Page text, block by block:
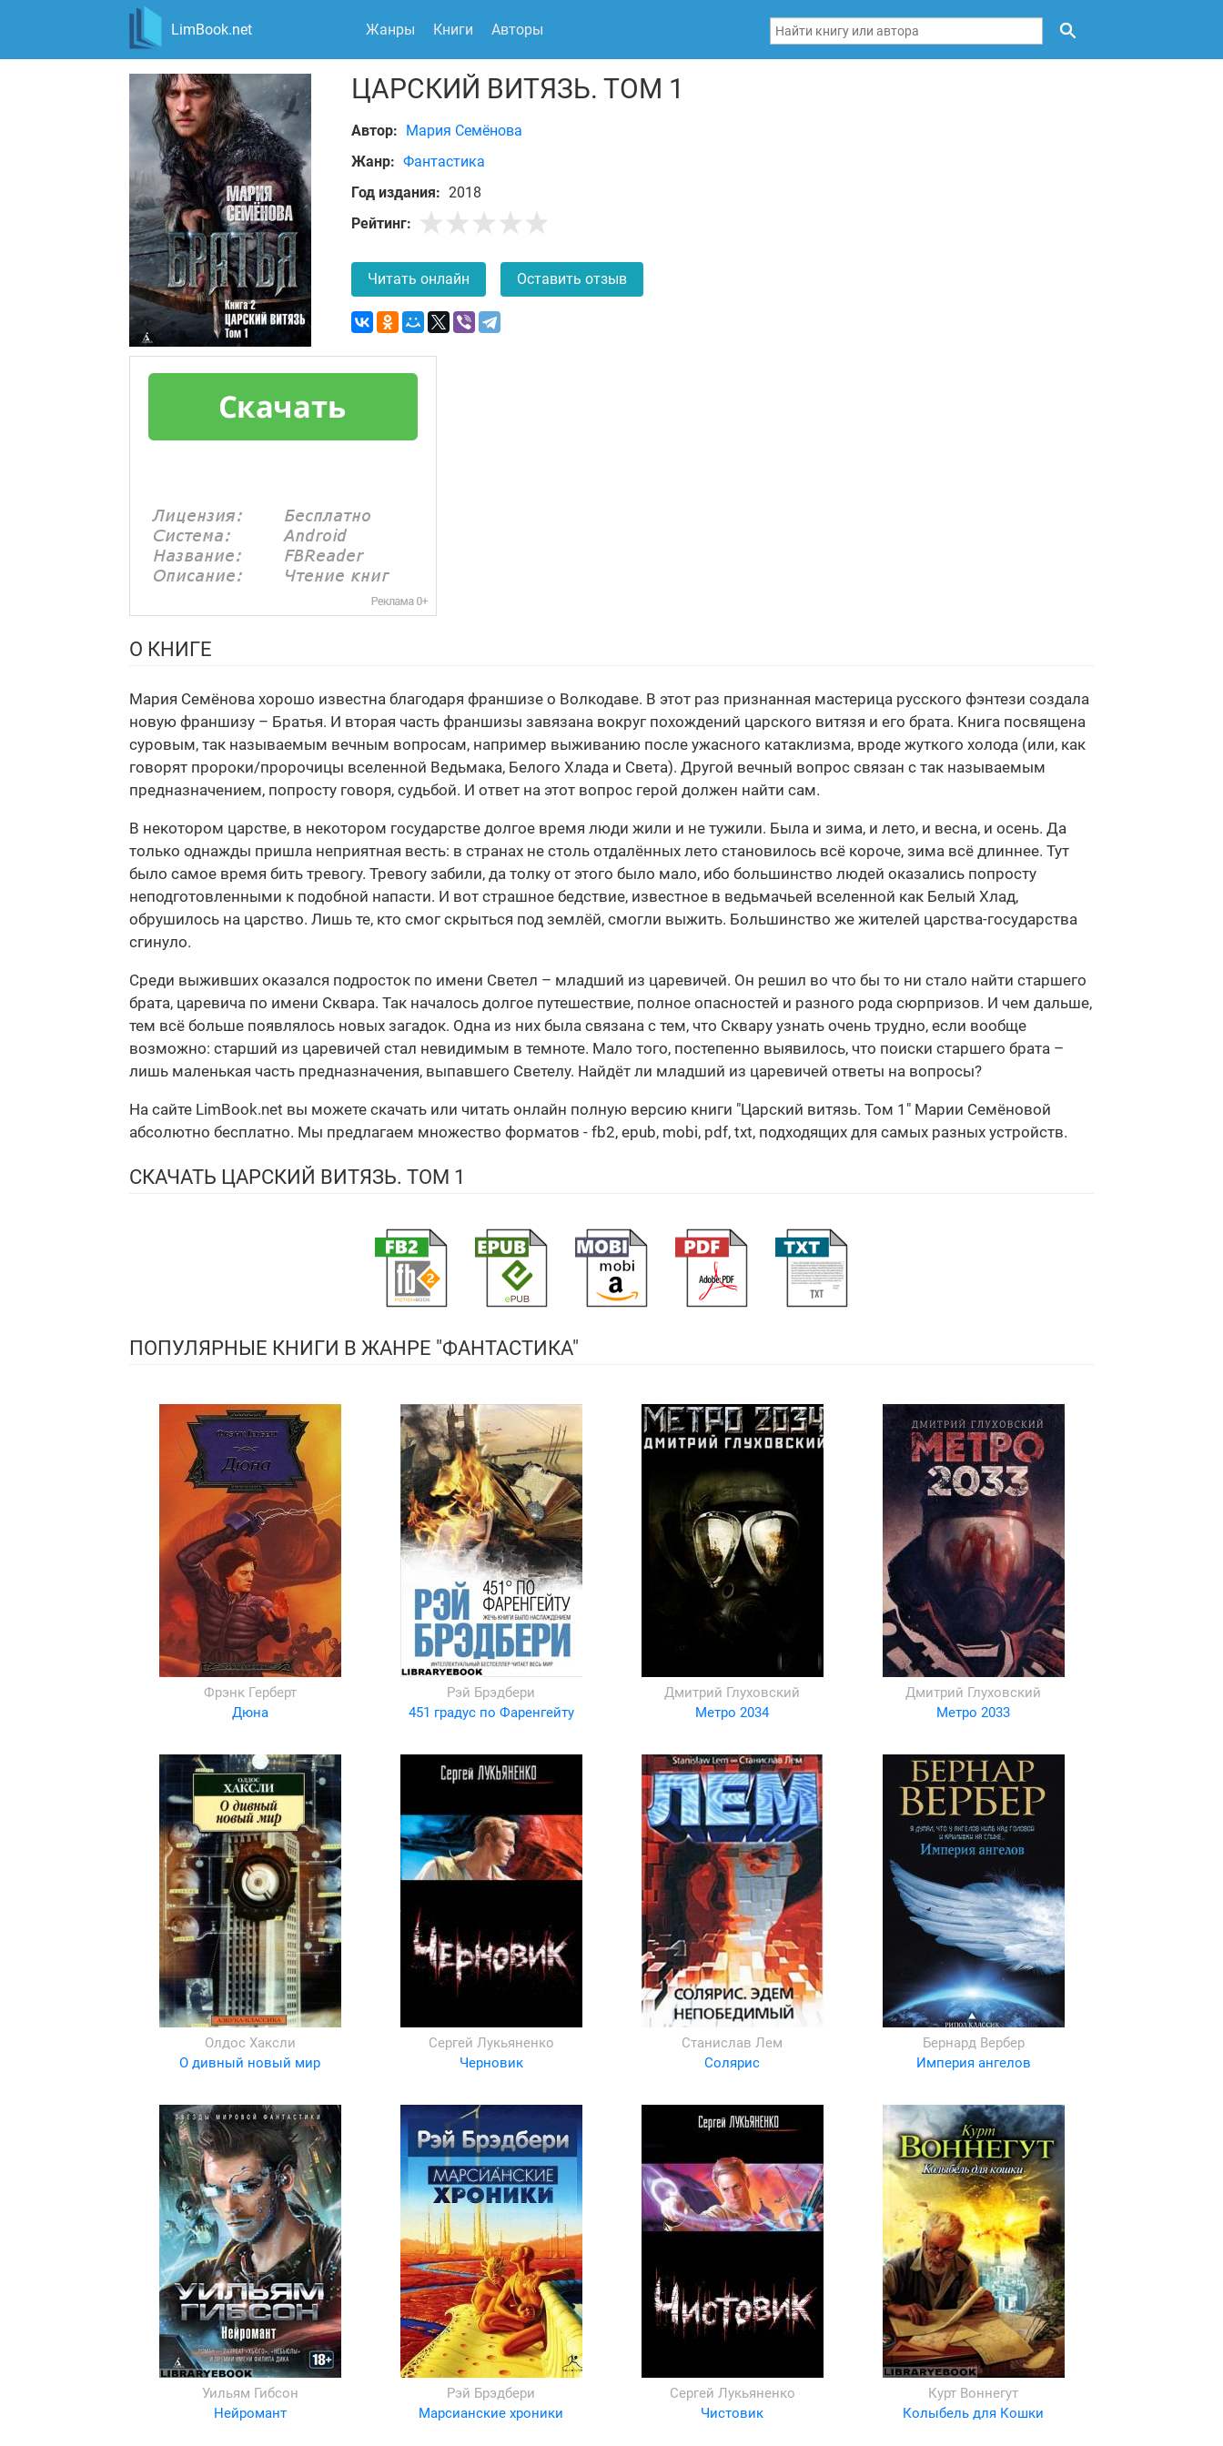
LimBook.net Жанры Книги Авторы
ЦАРСКИЙ ВИТЯЗЬ. ТОМ 1
Автор: Мария Семёнова
Жанр: Фантастика
Год издания: 2018
Рейтинг:
Читать онлайн Оставить отзыв
О КНИГЕ
Мария Семёнова хорошо известна благодаря франшизе о Волкодаве. В этот раз признанная мастерица русского фэнтези создала
новую франшизу – Братья. И вторая часть франшизы завязана вокруг похождений царского витязя и его брата. Книга посвящена
суровым, так называемым вечным вопросам, например выживанию после ужасного катаклизма, вроде жуткого холода (или, как
говорят пророки/пророчицы вселенной Ведьмака, Белого Хлада и Света). Другой вечный вопрос связан с так называемым
предназначением, попросту говоря, судьбой. И ответ на этот вопрос герой должен найти сам.
В некотором царстве, в некотором государстве долгое время люди жили и не тужили. Была и зима, и лето, и весна, и осень. Да
только однажды пришла неприятная весть: в странах не столь отдалённых лето становилось всё короче, зима всё длиннее. Тут
было самое время бить тревогу. Тревогу забили, да толку от этого было мало, ибо большинство людей оказались попросту
неподготовленными к подобной напасти. И вот страшное бедствие, известное в ведьмачьей вселенной как Белый Хлад,
обрушилось на царство. Лишь те, кто смог скрыться под землёй, смогли выжить. Большинство же жителей царства-государства
сгинуло.
Среди выживших оказался подросток по имени Светел – младший из царевичей. Он решил во что бы то ни стало найти старшего
брата, царевича по имени Сквара. Так началось долгое путешествие, полное опасностей и разного рода сюрпризов. И чем дальше,
тем всё больше появлялось новых загадок. Одна из них была связана с тем, что Сквару узнать очень трудно, если вообще
возможно: старший из царевичей стал невидимым в темноте. Мало того, постепенно выявилось, что поиски старшего брата –
лишь маленькая часть предназначения, выпавшего Светелу. Найдёт ли младший из царевичей ответы на вопросы?
На сайте LimBook.net вы можете скачать или читать онлайн полную версию книги "Царский витязь. Том 1" Марии Семёновой
абсолютно бесплатно. Мы предлагаем множество форматов - fb2, epub, mobi, pdf, txt, подходящих для самых разных устройств.
СКАЧАТЬ ЦАРСКИЙ ВИТЯЗЬ. ТОМ 1
ПОПУЛЯРНЫЕ КНИГИ В ЖАНРЕ "ФАНТАСТИКА"
Фрэнк Герберт
Дюна
Рэй Брэдбери
451 градус по Фаренгейту
Дмитрий Глуховский
Метро 2034
Дмитрий Глуховский
Метро 2033
Олдос Хаксли
О дивный новый мир
Сергей Лукьяненко
Черновик
Станислав Лем
Солярис
Бернард Вербер
Империя ангелов
Уильям Гибсон
Нейромант
Рэй Брэдбери
Марсианские хроники
Сергей Лукьяненко
Чистовик
Курт Воннегут
Колыбель для Кошки